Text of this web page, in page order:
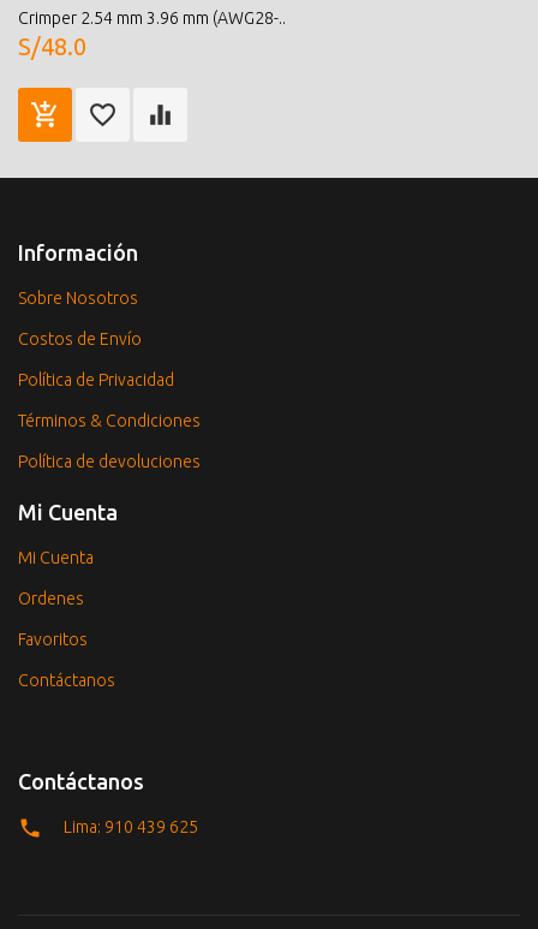
Crimper 2.54 mm 3.96 mm (AWG28-..
S/48.0
Información
Sobre Nosotros
Costos de Envío
Política de Privacidad
Términos & Condiciones
Política de devoluciones
Mi Cuenta
Mi Cuenta
Ordenes
Favoritos
Contáctanos
Contáctanos
Lima: 910 439 625